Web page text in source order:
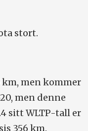
stort.
km, men kommer
men denne
sitt WLTP-tall er
356 km.